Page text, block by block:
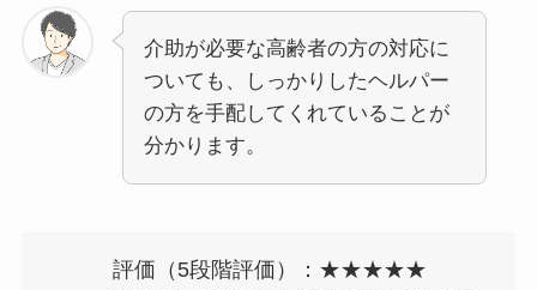
介助が必要な高齢者の方の対応に
ついても、しっかりしたヘルパー
の方を手配してくれていることが
分かります。
評価（5段階評価）：★★★★★